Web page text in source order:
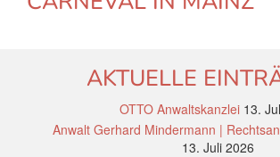
AKTUELLE
OTTO Anwaltskanzlei 13.
Anwalt Gerhard Mindermann |
13. Juli 2026